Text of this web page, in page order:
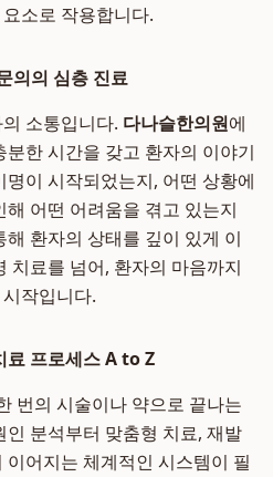
소로 작용합니다.
의의 심층 진료
소통입니다. 다나슬한의원에
분한 시간을 갖고 환자의 이야기
이 시작되었는지, 어떤 상황에
어떤 어려움을 겪고 있는지
환자의 상태를 깊이 있게 이
치료를 넘어, 환자의 마음까지
작입니다.
료 프로세스 A to Z
번의 시술이나 약으로 끝나는
분석부터 맞춤형 치료, 재발
어지는 체계적인 시스템이 필